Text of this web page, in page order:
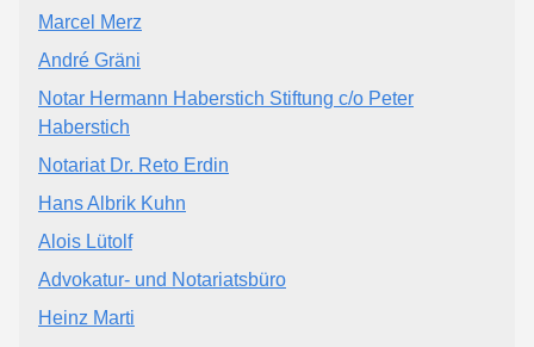
Marcel Merz
André Gräni
Notar Hermann Haberstich Stiftung c/o Peter
Haberstich
Notariat Dr. Reto Erdin
Hans Albrik Kuhn
Alois Lütolf
Advokatur- und Notariatsbüro
Heinz Marti